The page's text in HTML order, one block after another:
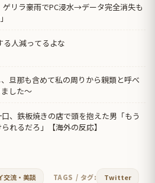
ゲリラ豪雨でPC浸水→データ完全消失も
る人減ってるよな
旦那も含めて私の周りから親類と呼べ
した～
、鉄板焼きの店で頭を抱えた男「もう
れるだろ」【海外の反応】
交流・美談 TAGS / タグ:
Twitter